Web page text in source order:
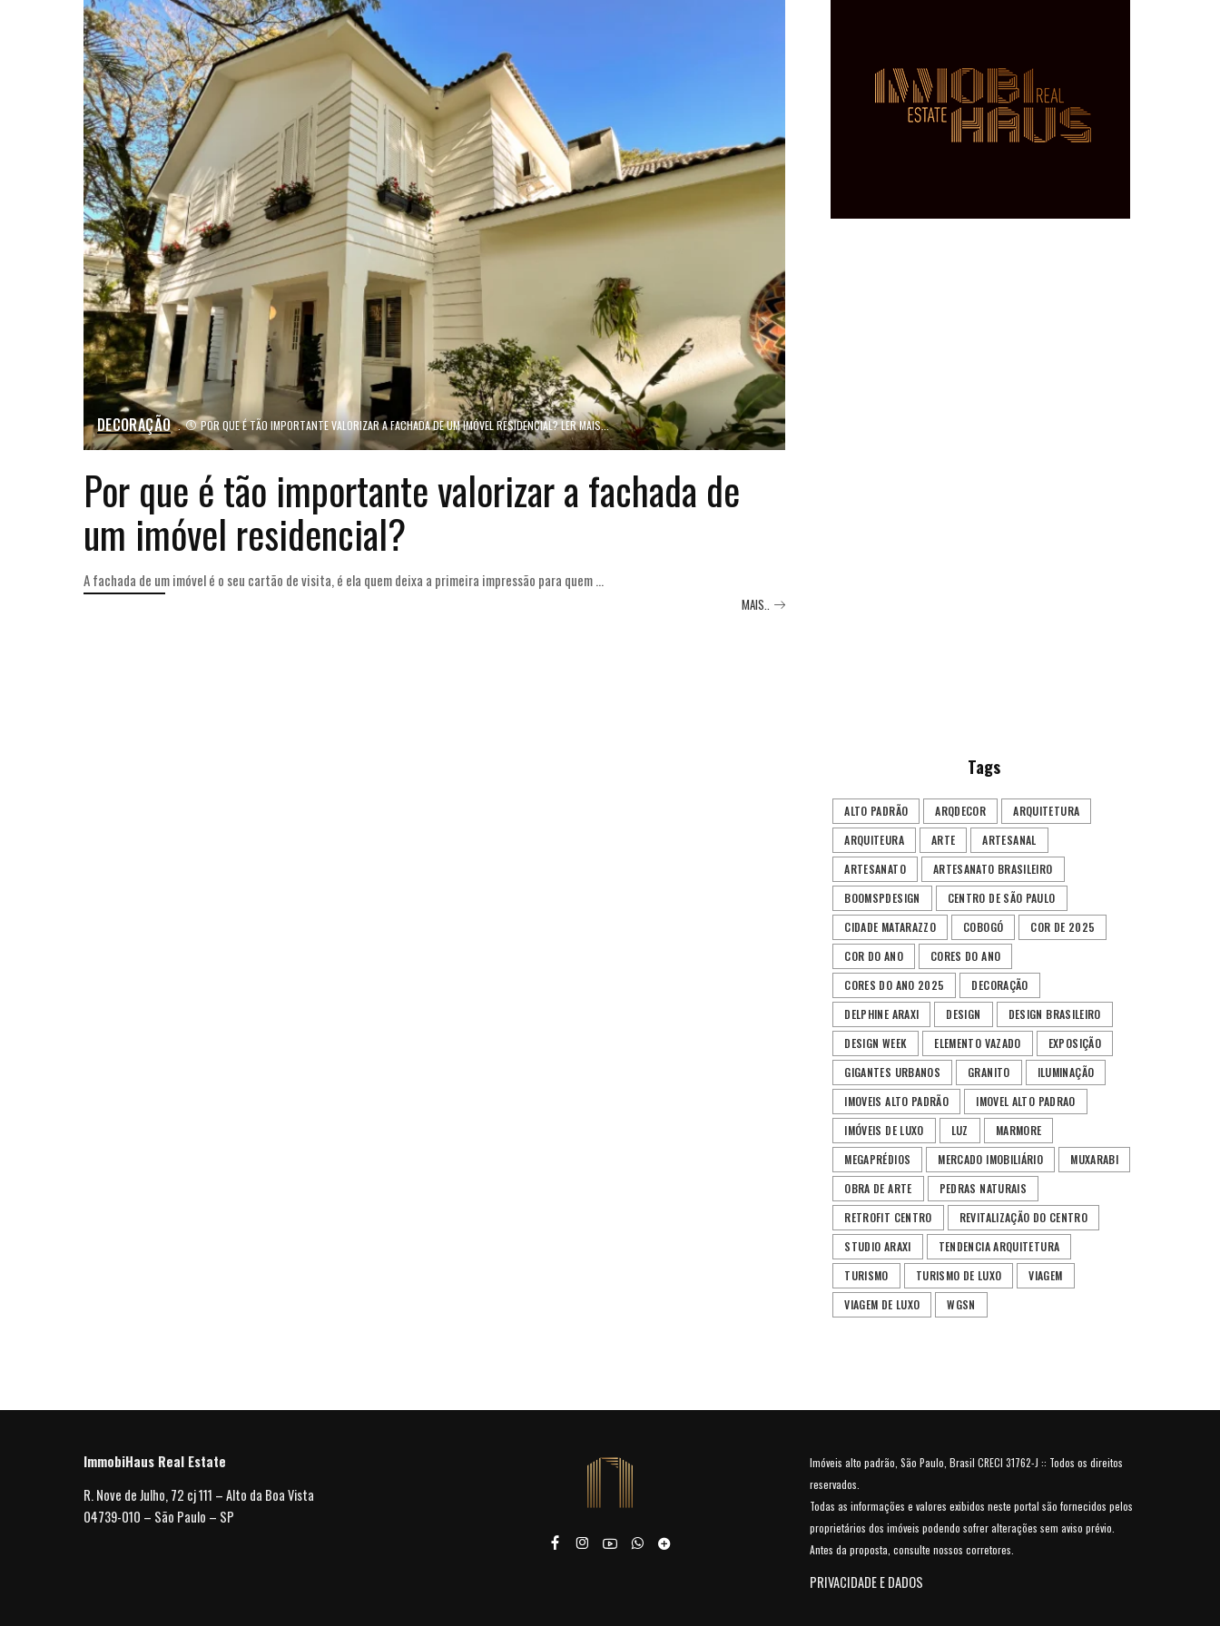
DECORAÇÃO POR QUE É TÃO IMPORTANTE VALORIZAR A FACHADA DE UM IMÓVEL RESIDENCIAL? LER MAIS...
Por que é tão importante valorizar a fachada de
um imóvel residencial?
A fachada de um imóvel é o seu cartão de visita, é ela quem deixa a primeira impressão para quem...
MAIS..
Tags
ALTO PADRÃO ARQDECOR
ARQUITETURA
ARQUITEURA
ARTE
ARTESANAL
ARTESANATO
ARTESANATO BRASILEIRO
BOOMSPDESIGN
CENTRO DE SÃO PAULO
CIDADE MATARAZZO
COBOGÓ
COR DE 2025
COR DO ANO
CORES DO ANO
CORES DO ANO 2025
DECORAÇÃO
DELPHINE ARAXI
DESIGN
DESIGN BRASILEIRO
DESIGN WEEK
ELEMENTO VAZADO
EXPOSIÇÃO
GIGANTES URBANOS
GRANITO
ILUMINAÇÃO
IMOVEIS ALTO PADRÃO
IMOVEL ALTO PADRAO
IMÓVEIS DE LUXO
LUZ
MARMORE
MEGAPRÉDIOS
MERCADO IMOBILIÁRIO
MUXARABI
OBRA DE ARTE
PEDRAS NATURAIS
RETROFIT CENTRO
REVITALIZAÇÃO DO CENTRO
STUDIO ARAXI
TENDENCIA ARQUITETURA
TURISMO
TURISMO DE LUXO
VIAGEM
VIAGEM DE LUXO
WGSN
ImmobiHaus Real Estate
R. Nove de Julho, 72 cj 111 – Alto da Boa Vista
04739-010 – São Paulo – SP
Imóveis alto padrão, São Paulo, Brasil CRECI 31762-J :: Todos os direitos
reservados.
Todas as informações e valores exibidos neste portal são fornecidos pelos
proprietários dos imóveis podendo sofrer alterações sem aviso prévio.
Antes da proposta, consulte nossos corretores.
PRIVACIDADE E DADOS